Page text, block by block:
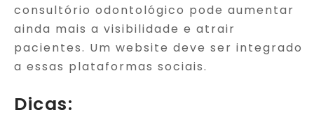
consultório odontológico pode aumentar
ainda mais a visibilidade e atrair
pacientes. Um website deve ser integrado
a essas plataformas sociais.
Dicas: